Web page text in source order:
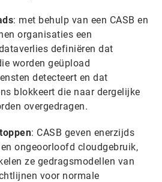
: met behulp van een CASB en
organisaties een
definiëren dat
worden geüpload
detecteert en dat
blokkeert die naar dergelijke
overgedragen.
: CASB geven enerzijds
ongeoorloofd cloudgebruik,
ze gedragsmodellen van
voor normale